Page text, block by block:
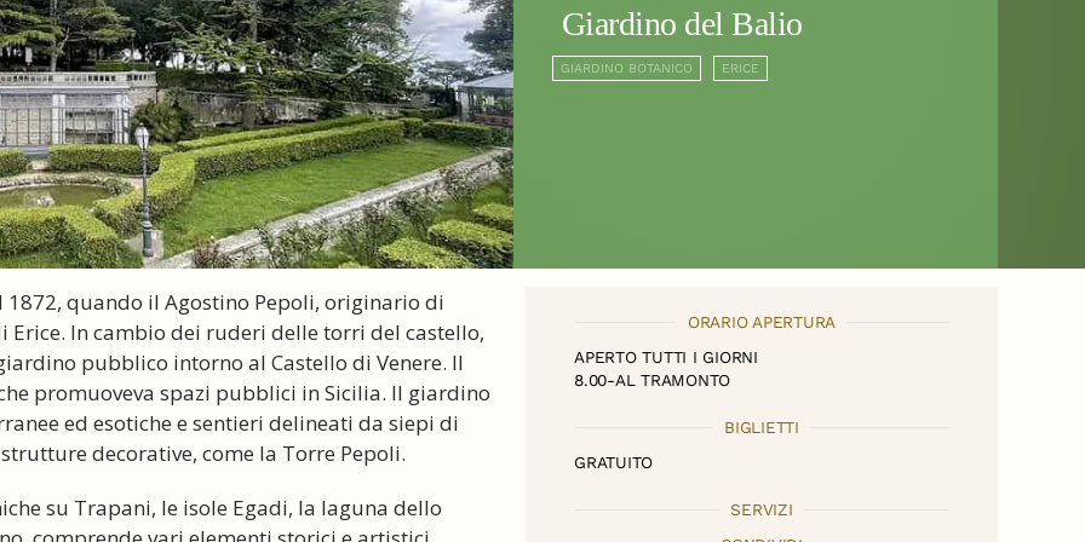
Giardino del Balio
GIARDINO BOTANICO ERICE
quando il Agostino Pepoli, originario di
Erice. In cambio dei ruderi delle torri del castello,
pubblico intorno al Castello di Venere. Il
promuoveva spazi pubblici in Sicilia. Il giardino
ed esotiche e sentieri delineati da siepi di
decorative, come la Torre Pepoli.
su Trapani, le isole Egadi, la laguna dello
ORARIO APERTURA
APERTO TUTTI I GIORNI
8.00-AL TRAMONTO
BIGLIETTI
GRATUITO
SERVIZI